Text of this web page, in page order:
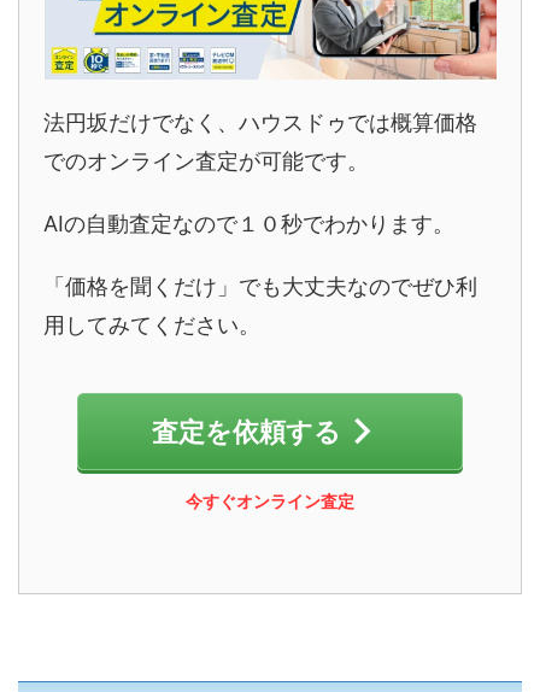
法円坂だけでなく、ハウスドゥでは概算価格
でのオンライン査定が可能です。
AIの自動査定なので１０秒でわかります。
「価格を聞くだけ」でも大丈夫なのでぜひ利
用してみてください。
査定を依頼する
今すぐオンライン査定